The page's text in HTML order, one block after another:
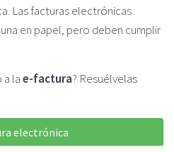
Las facturas electrónicas
en papel, pero deben cumplir
a lae-factura? Resuélvelas
electrónica